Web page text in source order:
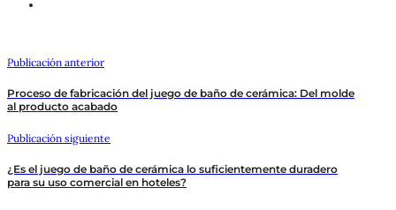
Publicación anterior
Proceso de fabricación del juego de baño de cerámica: Del molde
al producto acabado
Publicación siguiente
¿Es el juego de baño de cerámica lo suficientemente duradero
para su uso comercial en hoteles?